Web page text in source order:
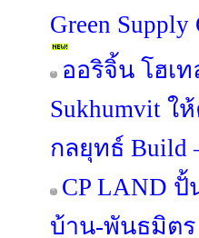
Green
ออริจิ้น โฮเท
Sukhumvit ใ
กลยุทธ์ Build
CP LAND ปั้
บ้าน-พันธมิตร